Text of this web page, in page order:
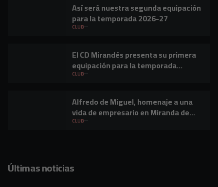
Así será nuestra segunda equipación
para la temporada 2026-27
CLUB
El CD Mirandés presenta su primera
equipación para la temporada
2026/27
CLUB
Alfredo de Miguel, homenaje a una
vida de empresario en Miranda de
Ebro
CLUB
Últimas noticias